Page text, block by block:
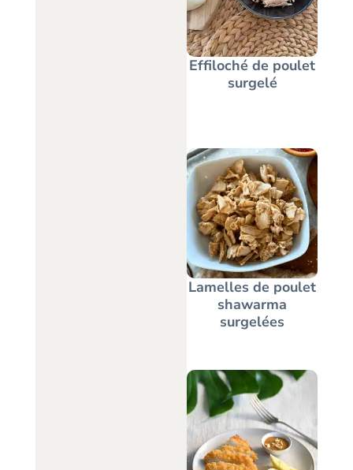
Effiloché de poulet
surgelé
Lamelles de poulet
shawarma
surgelées